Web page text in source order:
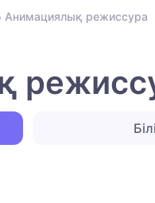
Анимациялық режиссура